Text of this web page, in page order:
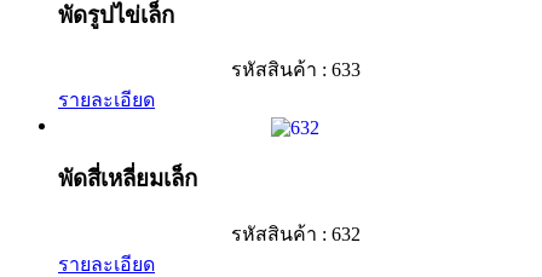
พัดรูปไข่เล็ก
รหัสสินค้า : 633
รายละเอียด
พัดสี่เหลี่ยมเล็ก
รหัสสินค้า : 632
รายละเอียด